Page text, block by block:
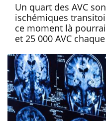
Un quart des AVC
ischémiques
ce moment là
et 25 000 AVC